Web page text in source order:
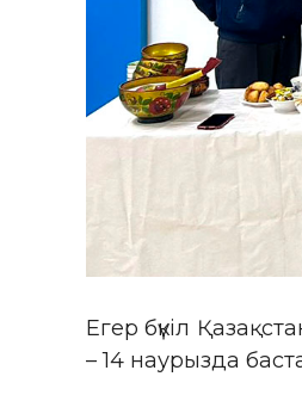
Егер бүкіл
– 14 наурызда